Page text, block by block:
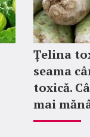
Țelina
seama
toxică.
mai